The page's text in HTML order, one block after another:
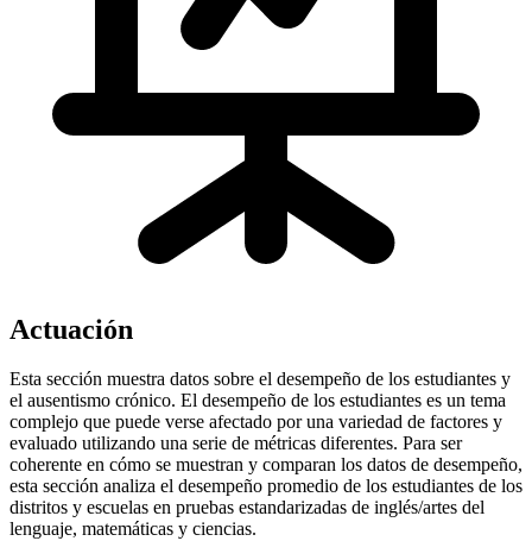
Actuación
Esta sección muestra datos sobre el desempeño de los estudiantes y
el ausentismo crónico. El desempeño de los estudiantes es un tema
complejo que puede verse afectado por una variedad de factores y
evaluado utilizando una serie de métricas diferentes. Para ser
coherente en cómo se muestran y comparan los datos de desempeño,
esta sección analiza el desempeño promedio de los estudiantes de los
distritos y escuelas en pruebas estandarizadas de inglés/artes del
lenguaje, matemáticas y ciencias.